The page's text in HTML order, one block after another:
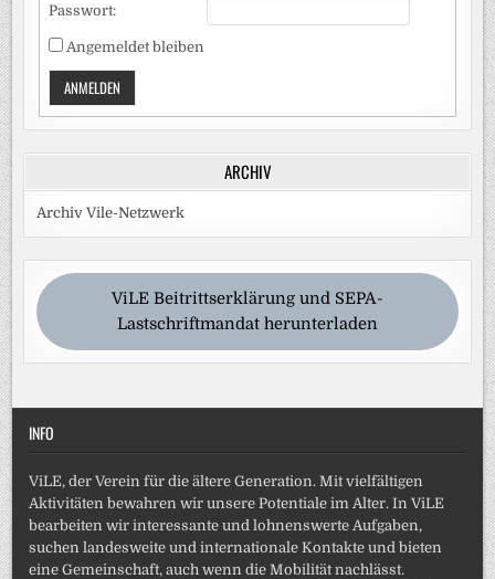
Passwort:
Angemeldet bleiben
ANMELDEN
ARCHIV
Archiv Vile-Netzwerk
ViLE Beitrittserklärung und SEPA-
Lastschriftmandat herunterladen
INFO
ViLE, der Verein für die ältere Generation. Mit vielfältigen
Aktivitäten bewahren wir unsere Potentiale im Alter. In ViLE
bearbeiten wir interessante und lohnenswerte Aufgaben,
suchen landesweite und internationale Kontakte und bieten
eine Gemeinschaft, auch wenn die Mobilität nachlässt.